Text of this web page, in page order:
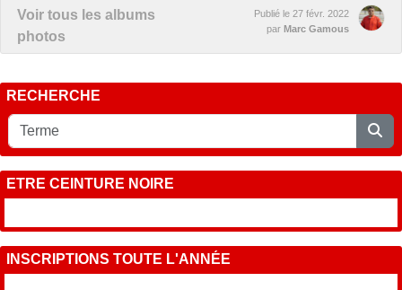
Voir tous les albums
photos
Publié le 27 févr. 2022
par Marc Gamous
RECHERCHE
ETRE CEINTURE NOIRE
INSCRIPTIONS TOUTE L'ANNÉE